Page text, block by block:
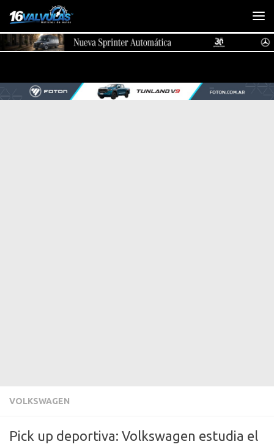
Saltar al contenido
VOLKSWAGEN
Pick up deportiva: Volkswagen estudia el